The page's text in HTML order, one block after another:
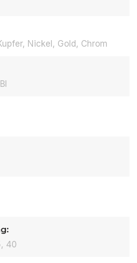
Nickel, Gold, Chrom
40